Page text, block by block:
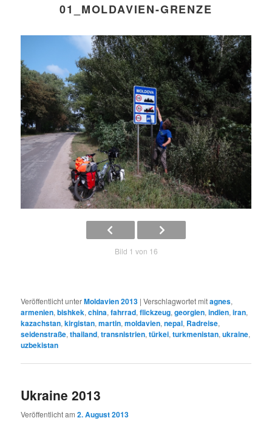
01_MOLDAVIEN-GRENZE
Bild 1 von 16
Veröffentlicht unterMoldavien 2013 |Verschlagwortet mitagnes,
armenien,bishkek,china,fahrrad,flickzeug,georgien,indien,iran,
kazachstan,kirgistan,martin,moldavien,nepal, Radreise,
seidenstraße,thailand,transnistrien,türkei,turkmenistan,ukraine,
uzbekistan
Ukraine 2013
Veröffentlicht am2. August 2013